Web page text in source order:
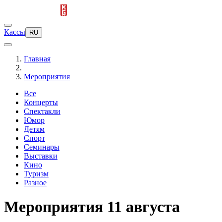
Кассы RU
Главная
Мероприятия
Все
Концерты
Спектакли
Юмор
Детям
Спорт
Семинары
Выставки
Кино
Туризм
Разное
Мероприятия 11 августа